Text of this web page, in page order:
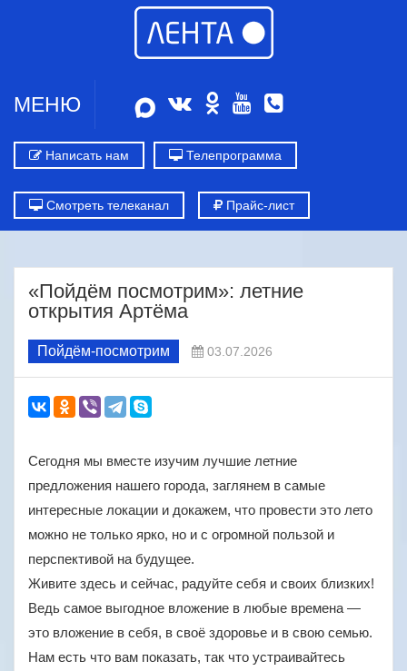
МЕНЮ
Написать нам Телепрограмма
Смотреть телеканал Прайс-лист
«Пойдём посмотрим»: летние
открытия Артёма
Пойдём-посмотрим 03.07.2026
Сегодня мы вместе изучим лучшие летние
предложения нашего города, заглянем в самые
интересные локации и докажем, что провести это лето
можно не только ярко, но и с огромной пользой и
перспективой на будущее.
Живите здесь и сейчас, радуйте себя и своих близких!
Ведь самое выгодное вложение в любые времена —
это вложение в себя, в своё здоровье и в свою семью.
Нам есть что вам показать, так что устраивайтесь